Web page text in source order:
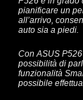
pianificare un
all’arrivo,
auto sia a piedi.
Con ASUS
possibilità di
funzionalità
possibile